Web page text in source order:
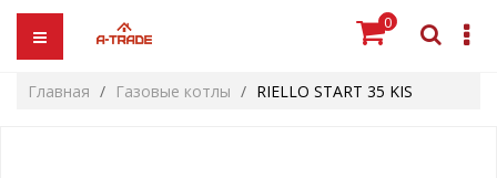
0
Главная Газовые котлы RIELLO START 35 KIS